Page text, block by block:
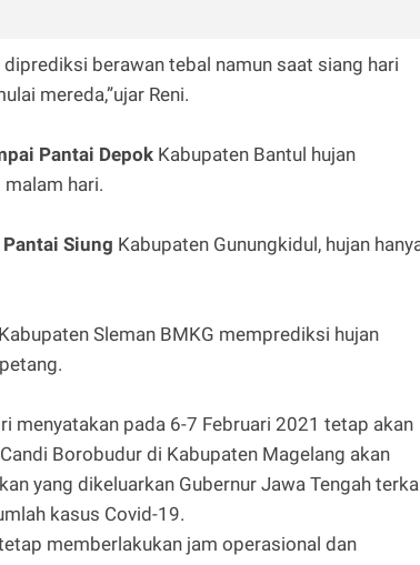
diprediksi berawan tebal namun saat siang hari
mereda,”ujar Reni.
Pantai Depok Kabupaten Bantul hujan
hari.
Pantai Siung Kabupaten Gunungkidul, hujan
Kabupaten Sleman BMKG memprediksi hujan
menyatakan pada 6-7 Februari 2021 tetap akan
Borobudur di Kabupaten Magelang akan
yang dikeluarkan Gubernur Jawa Tengah
kasus Covid-19.
memberlakukan jam operasional dan